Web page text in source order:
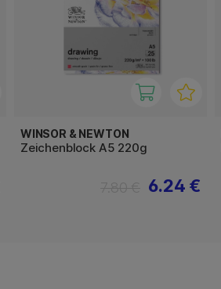
WINSOR & NEWTON
Zeichenblock A5 220g
6.24 €